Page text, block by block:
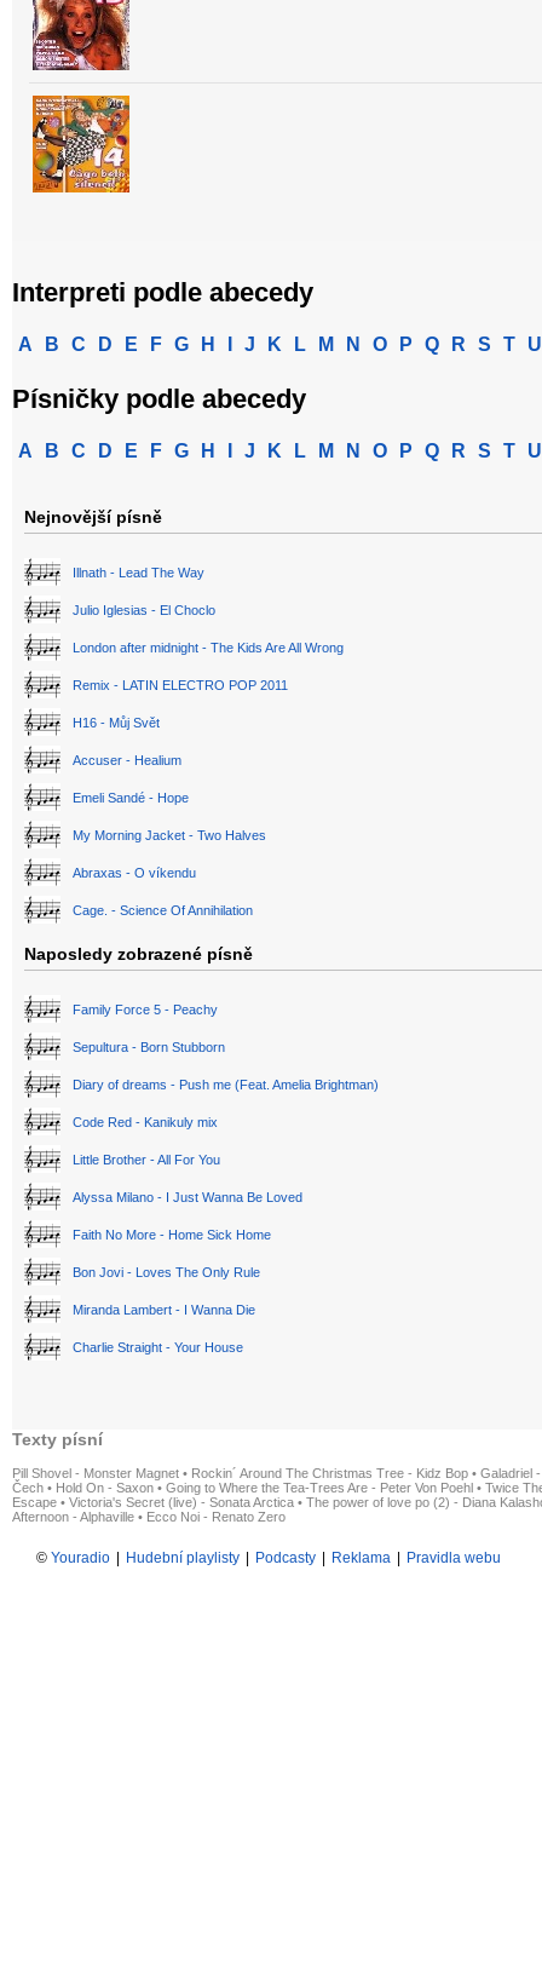
Interpreti podle abecedy
A B C D E F G H J K L M N O P Q R S T U
Písničky podle abecedy
A B C D E F G H J K L M N O P Q R S T U
Nejnovější písně
Illnath - Lead The Way
Julio Iglesias - El Choclo
London after midnight - The Kids Are All Wrong
Remix - LATIN ELECTRO POP 2011
H16 - Můj Svět
Accuser - Healium
Emeli Sandé - Hope
My Morning Jacket - Two Halves
Abraxas - O víkendu
Cage. - Science Of Annihilation
Naposledy zobrazené písně
Family Force 5 - Peachy
Sepultura - Born Stubborn
Diary of dreams - Push me (Feat. Amelia Brightman)
Code Red - Kanikuly mix
Little Brother - All For You
Alyssa Milano - I Just Wanna Be Loved
Faith No More - Home Sick Home
Bon Jovi - Loves The Only Rule
Miranda Lambert - I Wanna Die
Charlie Straight - Your House
Texty písní
Pill Shovel - Monster Magnet • Rockin´ Around The Christmas Tree - Kidz Bop • Galadriel
Čech • Hold On - Saxon • Going to Where the Tea-Trees Are - Peter Von Poehl • Twice
Escape • Victoria's Secret (live) - Sonata Arctica • The power of love po (2) - Diana
Afternoon - Alphaville • Ecco Noi - Renato Zero
© Youradio Hudební playlisty Podcasty Reklama Pravidla webu